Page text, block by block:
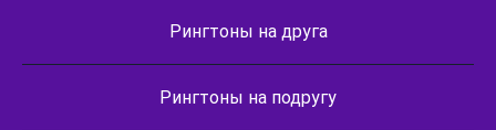
Рингтоны на друга
Рингтоны на подругу